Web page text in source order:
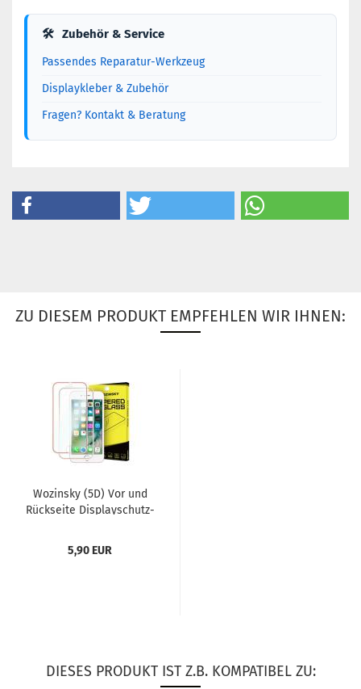
🛠 Zubehör & Service
Passendes Reparatur-Werkzeug
Displaykleber & Zubehör
Fragen? Kontakt & Beratung
ZU DIESEM PRODUKT EMPFEHLEN WIR IHNEN:
Wo­zin­sky (5D) Vor und
Rück­sei­te Dis­play­schutz­
5,90 EUR
DIESES PRODUKT IST Z.B. KOMPATIBEL ZU: